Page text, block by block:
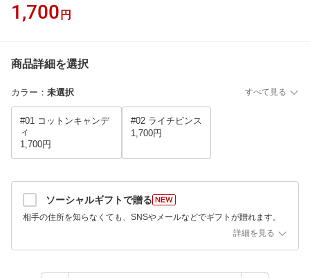
1,700 円
商品詳細を選択
カラー ： 未選択 すべて見る
#01 コットンキャンデ
ィ
1,700円
#02 ライチピンス
1,700円
ソーシャルギフトで贈る
相手の住所を知らなくても、SNSやメールなどでギフトが贈れます。
詳細を見る